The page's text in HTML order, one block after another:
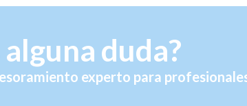
duda?
experto para